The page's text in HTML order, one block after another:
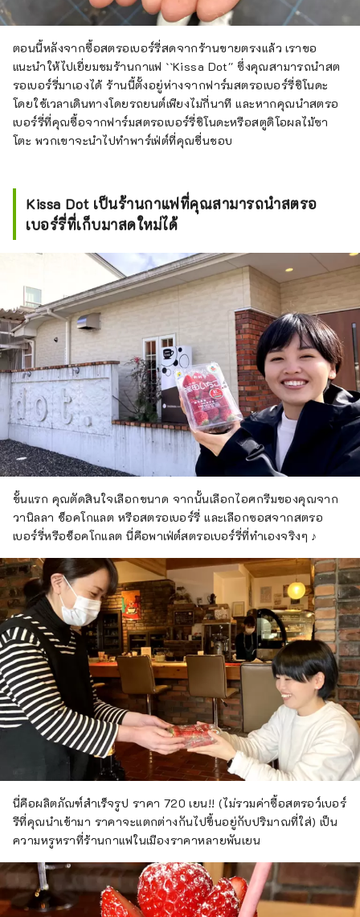
ตอนนี้หลังจากซื้อสตรอเบอร์รี่สดจากร้านขายตรงแล้ว เราขอ
แนะนำให้ไปเยี่ยมชมร้านกาแฟ ``Kissa Dot'' ซึ่งคุณสามารถนำสต
รอเบอร์รี่มาเองได้ ร้านนี้ตั้งอยู่ห่างจากฟาร์มสตรอเบอร์รี่ชิโนดะ
โดยใช้เวลาเดินทางโดยรถยนต์เพียงไม่กี่นาที และหากคุณนำสตรอ
เบอร์รี่ที่คุณซื้อจากฟาร์มสตรอเบอร์รี่ชิโนดะหรือสตูดิโอผลไม้ซา
โตะ พวกเขาจะนำไปทำพาร์เฟ่ต์ที่คุณชื่นชอบ
Kissa Dot เป็นร้านกาแฟที่คุณสามารถนำสตรอ
เบอร์รี่ที่เก็บมาสดใหม่ได้
ขั้นแรก คุณตัดสินใจเลือกขนาด จากนั้นเลือกไอศกรีมของคุณจาก
วานิลลา ช็อคโกแลต หรือสตรอเบอร์รี่ และเลือกซอสจากสตรอ
เบอร์รี่หรือช็อคโกแลต นี่คือพาเฟ่ต์สตรอเบอร์รี่ที่ทำเองจริงๆ ♪
นี่คือผลิตภัณฑ์สำเร็จรูป ราคา 720 เยน!! (ไม่รวมค่าซื้อสตรอว์เบอร์
รีที่คุณนำเข้ามา ราคาจะแตกต่างกันไปขึ้นอยู่กับปริมาณที่ใส่) เป็น
ความหรูหราที่ร้านกาแฟในเมืองราคาหลายพันเยน